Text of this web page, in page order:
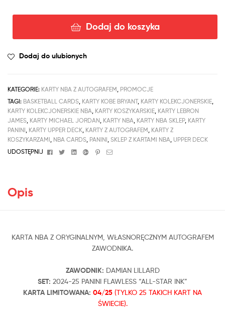
Dodaj do koszyka
Dodaj do ulubionych
KATEGORIE: KARTY NBA Z AUTOGRAFEM PROMOCJE
TAGI: BASKETBALL CARDS KARTY KOBE BRYANT, KARTY KOLEKCJONERSKIE
KARTY KOLEKCJONERSKIE NBA KARTY KOSZYKARSKIE KARTY LEBRON
JAMES KARTY MICHAEL JORDAN KARTY NBA KARTY NBA SKLEP, KARTY
PANINI KARTY UPPER DECK KARTY Z AUTOGRAFEM KARTY Z
KOSZYKARZAMI NBA CARDS PANINI SKLEP Z KARTAMI NBA UPPER DECK
UDOSTĘPNIJ
FacebookTwitterLinkedinGoogle+Pinterest
Email
Opis
KARTA NBA Z ORYGINALNYM, WŁASNORĘCZNYM AUTOGRAFEM
ZAWODNIKA.
ZAWODNIK: DAMIAN LILLARD
SET: 2024-25 PANINI FLAWLESS “ALL-STAR INK”
KARTA LIMITOWANA: 04/25 (TYLKO 25 TAKICH KART NA
ŚWIECIE).